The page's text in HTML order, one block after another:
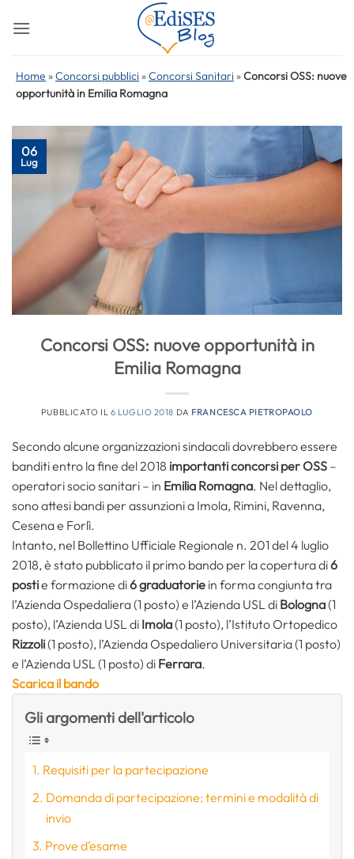
Home »Concorsi pubblici »Concorsi Sanitari »Concorsi OSS: nuove
opportunità in Emilia Romagna
06
Lug
Concorsi OSS: nuove opportunità in
Emilia Romagna
PUBBLICATO IL 6 LUGLIO 2018 DA FRANCESCA PIETROPAOLO
Secondo alcune organizzazioni sindacali dovrebbero essere
banditi entro la fine del 2018 importanti concorsi per OSS –
operatori socio sanitari – in Emilia Romagna. Nel dettaglio,
sono attesi bandi per assunzioni a Imola, Rimini, Ravenna,
Cesena e Forlì.
Intanto, nel Bollettino Ufficiale Regionale n. 201 del 4 luglio
2018, è stato pubblicato il primo bando per la copertura di6
postie formazione di6 graduatorie in forma congiunta tra
l’Azienda Ospedaliera (1 posto) e l’Azienda USL di Bologna(1
posto), l’Azienda USL di Imola(1 posto), l’Istituto Ortopedico
Rizzoli(1 posto), l’Azienda Ospedaliero Universitaria (1 posto)
e l’Azienda USL (1 posto) di Ferrara.
Scarica il bando
Gli argomenti dell'articolo
Requisiti per la partecipazione
Domanda di partecipazione: termini e modalità di
invio
Prove d’esame